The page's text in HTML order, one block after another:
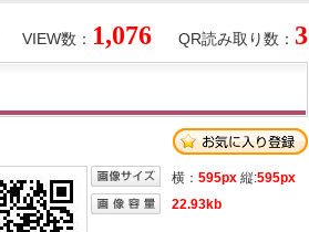
QR読み取り数： 3
VIEW数： 1,076
横： 595px 縦:595px
22.93kb